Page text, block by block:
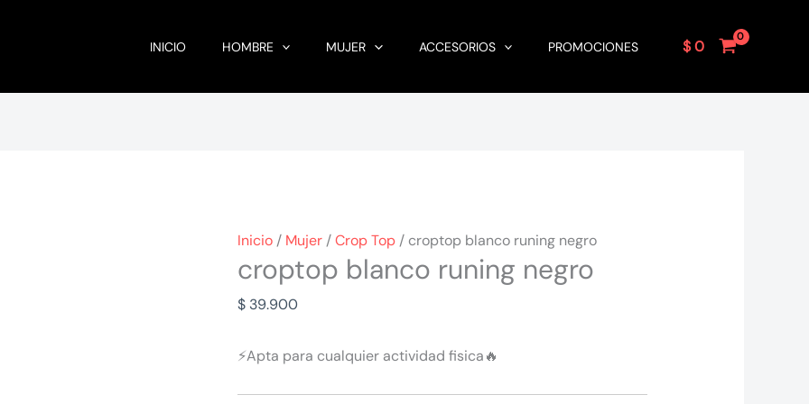
INICIO HOMBRE MUJER ACCESORIOS PROMOCIONES $0
Inicio/ Mujer/Crop Top/ croptop blanco runing negro
croptop blanco runing negro
$ 39.900
⚡Apta para cualquier actividad fisica🔥